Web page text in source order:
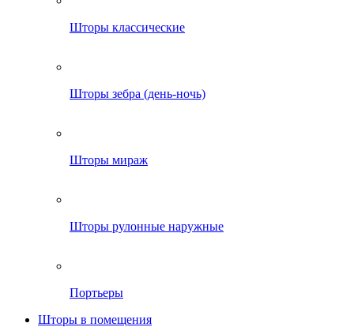
Шторы классические
Шторы зебра (день-ночь)
Шторы мираж
Шторы рулонные наружные
Портьеры
Шторы в помещения